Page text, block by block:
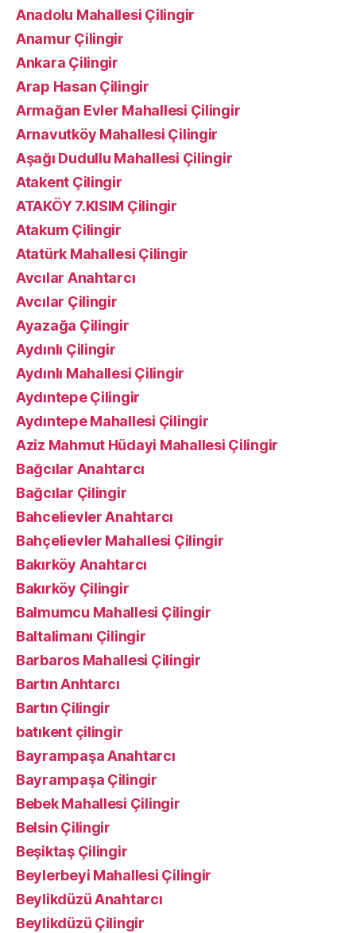
Anadolu Mahallesi Çilingir
Anamur Çilingir
Ankara Çilingir
Arap Hasan Çilingir
Armağan Evler Mahallesi Çilingir
Arnavutköy Mahallesi Çilingir
Aşağı Dudullu Mahallesi Çilingir
Atakent Çilingir
ATAKÖY 7.KISIM Çilingir
Atakum Çilingir
Atatürk Mahallesi Çilingir
Avcılar Anahtarcı
Avcılar Çilingir
Ayazağa Çilingir
Aydınlı Çilingir
Aydınlı Mahallesi Çilingir
Aydıntepe Çilingir
Aydıntepe Mahallesi Çilingir
Aziz Mahmut Hüdayi Mahallesi Çilingir
Bağcılar Anahtarcı
Bağcılar Çilingir
Bahcelievler Anahtarcı
Bahçelievler Mahallesi Çilingir
Bakırköy Anahtarcı
Bakırköy Çilingir
Balmumcu Mahallesi Çilingir
Baltalimanı Çilingir
Barbaros Mahallesi Çilingir
Bartın Anhtarcı
Bartın Çilingir
batıkent çilingir
Bayrampaşa Anahtarcı
Bayrampaşa Çilingir
Bebek Mahallesi Çilingir
Belsin Çilingir
Beşiktaş Çilingir
Beylerbeyi Mahallesi Çilingir
Beylikdüzü Anahtarcı
Beylikdüzü Çilingir